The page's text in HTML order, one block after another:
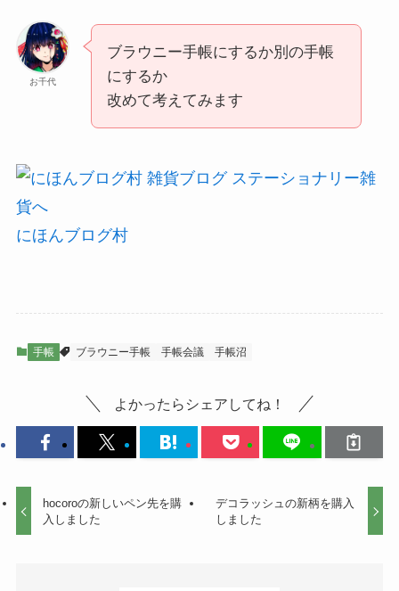
お千代
ブラウニー手帳にするか別の手帳
にするか
改めて考えてみます
にほんブログ村
手帳 ブラウニー手帳 手帳会議 手帳沼
よかったらシェアしてね！
hocoroの新しいペン先を購
入しました
デコラッシュの新柄を購入
しました